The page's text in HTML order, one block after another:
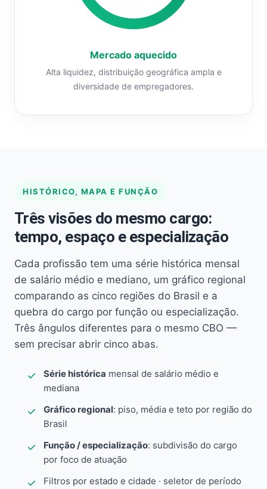
Mercado aquecido
Alta liquidez, distribuição geográfica ampla e
diversidade de empregadores.
HISTÓRICO, MAPA E FUNÇÃO
Três visões do mesmo cargo:
tempo, espaço e especialização
Cada profissão tem uma série histórica mensal
de salário médio e mediano, um gráfico regional
comparando as cinco regiões do Brasil e a
quebra do cargo por função ou especialização.
Três ângulos diferentes para o mesmo CBO —
sem precisar abrir cinco abas.
Série histórica mensal de salário médio e
mediana
Gráfico regional: piso, média e teto por região do
Brasil
Função / especialização: subdivisão do cargo
por foco de atuação
Filtros por estado e cidade · seletor de período